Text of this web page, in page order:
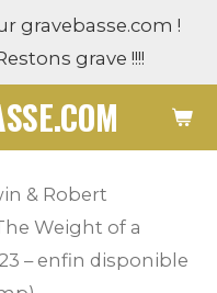
gravebasse.com !
grave !!!!
& Robert
Weight of a
– enfin disponible